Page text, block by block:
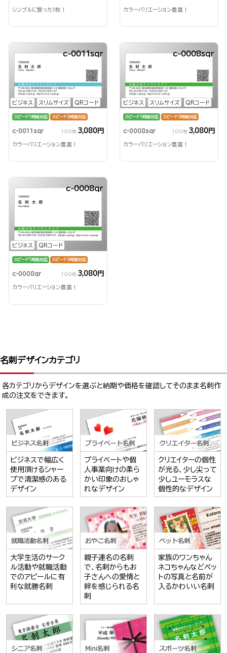
シンプルに整った1枚！ カラーバリエーション豊富！
ビジネス スリムサイズ QRコード
c-0011sqr
スピード1時間対応 スピード3時間対応
c-0011sqr 100枚 3,080円
カラーバリエーション豊富！
ビジネス スリムサイズ QRコード
c-0008sqr
スピード1時間対応 スピード3時間対応
c-0008sqr 100枚 3,080円
カラーバリエーション豊富！
ビジネス QRコード
c-0008qr
スピード1時間対応 スピード3時間対応
c-0008qr 100枚 3,080円
カラーバリエーション豊富！
名刺デザインカテゴリ
各カテゴリからデザインを選ぶと納期や価格を確認してそのまま名刺作
成の注文をできます。
ビジネスで幅広く
使用頂けるシャー
プで清潔感のある
デザイン
プライベートや個
人事業向けの柔ら
かい印象のおしゃ
れなデザイン
クリエイターの個性
が光る、少し尖って
少しユーモラスな
個性的なデザイン
大学生活のサーク
ル活動や就職活動
でのアピールに有
利な就勝名刺
親子連名の名刺
で、名刺からもお
子さんへの愛情と
絆を感じられる名
刺
家族のワンちゃん
ネコちゃんなどペッ
トの写真と名前が
入るかわいい名刺